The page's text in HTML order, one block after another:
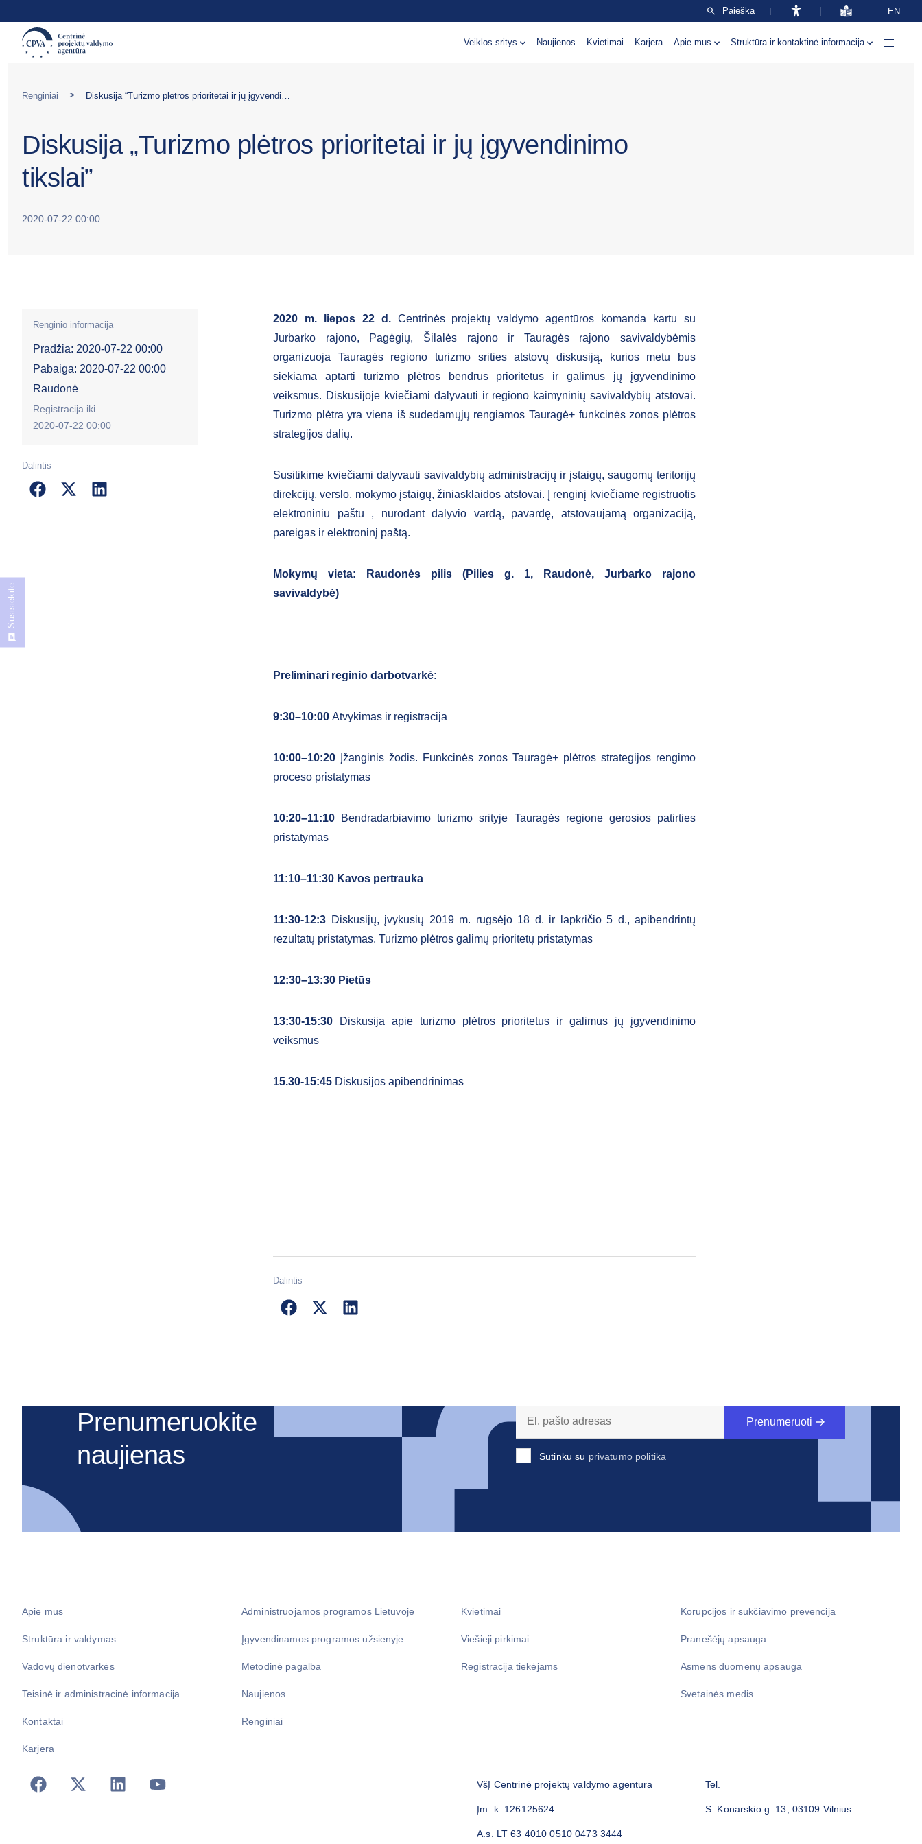
Paieška EN
Veiklos sritys Naujienos Kvietimai Karjera Apie mus Struktūra ir kontaktinė informacija
Renginiai >
Diskusija „Turizmo plėtros prioritetai ir jų įgyvendinimo
tikslai”
2020-07-22 00:00
Renginio informacija
Pradžia: 2020-07-22 00:00
Pabaiga: 2020-07-22 00:00
Raudonė
Registracija iki
2020-07-22 00:00
Dalintis
2020 m. liepos 22 d.Centrinės projektų valdymo agentūros komanda kartu su
Jurbarko rajono, Pagėgių, Šilalės rajono ir Tauragės rajono savivaldybėmis
organizuoja Tauragės regiono turizmo srities atstovų diskusiją, kurios metu bus
siekiama aptarti turizmo plėtros bendrus prioritetus ir galimus jų įgyvendinimo
veiksmus. Diskusijoje kviečiami dalyvauti ir regiono kaimyninių savivaldybių atstovai.
Turizmo plėtra yra viena iš sudedamųjų rengiamos Tauragė+ funkcinės zonos plėtros
strategijos dalių.
Susitikime kviečiami dalyvauti savivaldybių administracijų ir įstaigų, saugomų teritorijų
direkcijų, verslo, mokymo įstaigų, žiniasklaidos atstovai. Į renginį kviečiame registruotis
elektroniniu paštu , nurodant dalyvio vardą, pavardę, atstovaujamą organizaciją,
pareigas ir elektroninį paštą.
Mokymų vieta: Raudonės pilis (Pilies g. 1, Raudonė, Jurbarko rajono
savivaldybė)
Preliminari reginio darbotvarkė:
9:30–10:00 Atvykimas ir registracija
10:00–10:20
Įžanginis žodis. Funkcinės zonos Tauragė+ plėtros strategijos rengimo
proceso pristatymas
10:20–11:10
Bendradarbiavimo turizmo srityje Tauragės regione gerosios patirties
pristatymas
11:10–11:30 Kavos pertrauka
11:30-12:3 Diskusijų, įvykusių 2019 m. rugsėjo 18 d. ir lapkričio 5 d., apibendrintų
rezultatų pristatymas. Turizmo plėtros galimų prioritetų pristatymas
12:30–13:30 Pietūs
13:30-15:30
Diskusija apie turizmo plėtros prioritetus ir galimus jų įgyvendinimo
veiksmus
15.30-15:45 Diskusijos apibendrinimas
Dalintis
Prenumeruokite
naujienas
Sutinku su privatumo politika
Prenumeruoti
Apie mus
Struktūra ir valdymas
Vadovų dienotvarkės
Teisinė ir administracinė informacija
Kontaktai
Karjera
Administruojamos programos Lietuvoje
Įgyvendinamos programos užsienyje
Metodinė pagalba
Naujienos
Renginiai
Kvietimai
Viešieji pirkimai
Registracija tiekėjams
Korupcijos ir sukčiavimo prevencija
Pranešėjų apsauga
Asmens duomenų apsauga
Svetainės medis
VšĮ Centrinė projektų valdymo agentūra
Įm. k. 126125624
A.s. LT 63 4010 0510 0473 3444
Tel.
S. Konarskio g. 13, 03109 Vilnius
Susisiekite